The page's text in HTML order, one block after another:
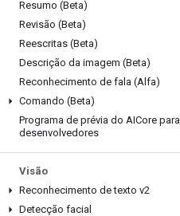
Resumo (Beta)
Revisão (Beta)
Reescritas (Beta)
Descrição da imagem (Beta)
Reconhecimento de fala (Alfa)
Comando (Beta)
Programa de prévia do AICore para
desenvolvedores
Visão
Reconhecimento de texto v2
Detecção facial